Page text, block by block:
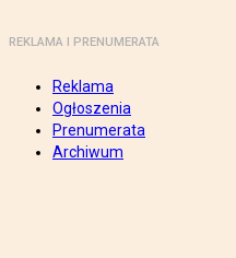
REKLAMA I PRENUMERATA
Reklama
Ogłoszenia
Prenumerata
Archiwum